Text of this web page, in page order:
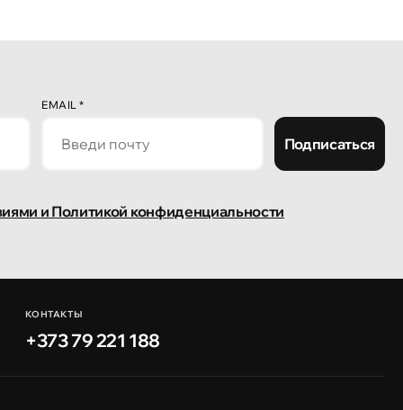
EMAIL*
Подписаться
и Политикой конфиденциальности
КОНТАКТЫ
+373 79 221 188